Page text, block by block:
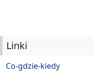
Linki
Co-gdzie-kiedy